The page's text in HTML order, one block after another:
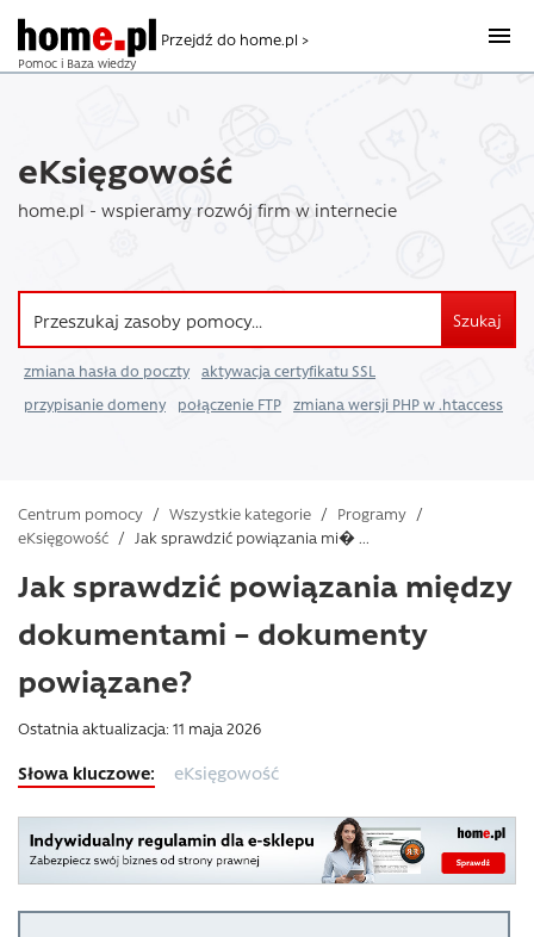
Pomoc i Baza wiedzy
Przejdź do home.pl >
eKsięgowość
home.pl - wspieramy rozwój firm w internecie
Szukaj
zmiana hasła do poczty
aktywacja certyfikatu SSL
przypisanie domeny
połączenie FTP zmiana wersji PHP w .htaccess
Centrum pomocy / Wszystkie kategorie / Programy /
eKsięgowość / Jak sprawdzić powiązania mi� ...
Jak sprawdzić powiązania między
dokumentami – dokumenty
powiązane?
Ostatnia aktualizacja: 11 maja 2026
eKsięgowość